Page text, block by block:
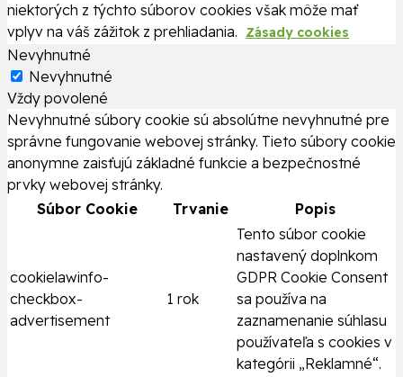
niektorých z týchto súborov cookies však môže mať
vplyv na váš zážitok z prehliadania.
Zásady cookies
Nevyhnutné
Nevyhnutné
Vždy povolené
Nevyhnutné súbory cookie sú absolútne nevyhnutné pre
správne fungovanie webovej stránky. Tieto súbory cookie
anonymne zaisťujú základné funkcie a bezpečnostné
prvky webovej stránky.
Súbor Cookie
Trvanie Popis
cookielawinfo-
checkbox-
advertisement
1 rok
Tento súbor cookie
nastavený doplnkom
GDPR Cookie Consent
sa používa na
zaznamenanie súhlasu
používateľa s cookies v
kategórii „Reklamné“.